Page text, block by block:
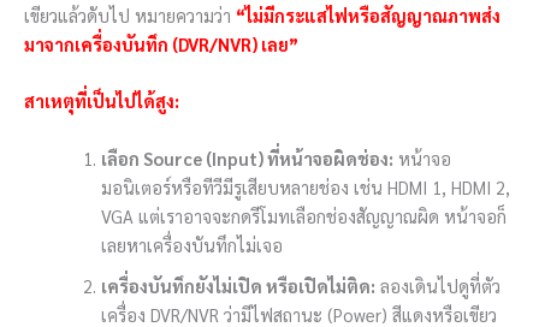
เขียวแล้วดับไป หมายความว่า “ไม่มีกระแสไฟหรือสัญญาณภาพส่ง
มาจากเครื่องบันทึก (DVR/NVR) เลย”
สาเหตุที่เป็นไปได้สูง:
เลือก Source (Input) ที่หน้าจอผิดช่อง: หน้าจอ
มอนิเตอร์หรือทีวีมีรูเสียบหลายช่อง เช่น HDMI 1, HDMI 2,
VGA แต่เราอาจจะกดรีโมทเลือกช่องสัญญาณผิด หน้าจอก็
เลยหาเครื่องบันทึกไม่เจอ
เครื่องบันทึกยังไม่เปิด หรือเปิดไม่ติด: ลองเดินไปดูที่ตัว
เครื่อง DVR/NVR ว่ามีไฟสถานะ (Power) สีแดงหรือเขียว